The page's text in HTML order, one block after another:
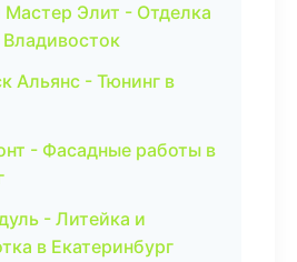
Элит - Отделка
Альянс - Тюнинг в
- Фасадные работы в
- Литейка и
в Екатеринбург